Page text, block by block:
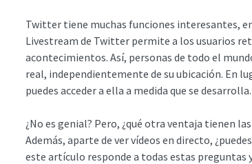
Twitter tiene muchas funciones interesantes,
Livestream de Twitter permite a los usuarios
acontecimientos. Así, personas de todo el
real, independientemente de su ubicación. En
puedes acceder a ella a medida que se desarrolla.
¿No es genial? Pero, ¿qué otra ventaja tienen
Además, aparte de ver vídeos en directo,
este artículo responde a todas estas preguntas